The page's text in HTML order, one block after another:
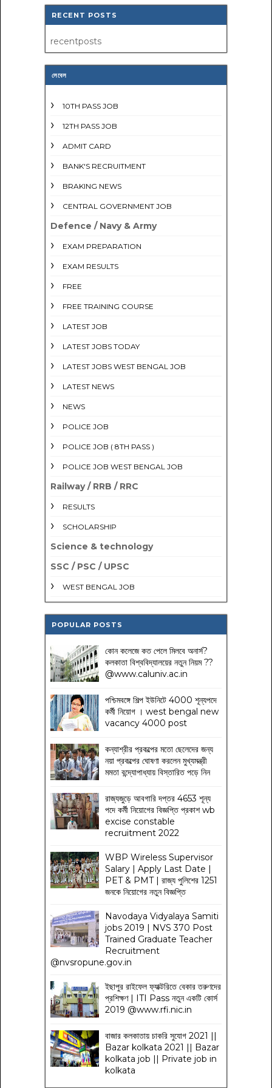
RECENT POSTS
recentposts
লেবেল
10TH PASS JOB
12TH PASS JOB
ADMIT CARD
BANK'S RECRUITMENT
BRAKING NEWS
CENTRAL GOVERNMENT JOB
Defence / Navy & Army
EXAM PREPARATION
EXAM RESULTS
FREE
FREE TRAINING COURSE
LATEST JOB
LATEST JOBS TODAY
LATEST JOBS WEST BENGAL JOB
LATEST NEWS
NEWS
POLICE JOB
POLICE JOB ( 8TH PASS )
POLICE JOB WEST BENGAL JOB
Railway / RRB / RRC
RESULTS
SCHOLARSHIP
Science & technology
SSC / PSC / UPSC
WEST BENGAL JOB
POPULAR POSTS
কোন কলেজে কত পেলে মিলবে অনার্স?
কলকাতা বিশ্ববিদ্যালয়ের নতুন নিয়ম??
@www.caluniv.ac.in
পশ্চিমবঙ্গে শিল্প ইউনিটে 4000 শূন্যপদে
কর্মী নিয়োগ । west bengal new
vacancy 4000 post
কন্যাশ্রীর প্রকল্পের মতো ছেলেদের জন্য
নয়া প্রকল্পের ঘোষণা করলেন মুখ্যমন্ত্রী
মমতা বন্দ্যোপাধ্যায় বিস্তারিত পড়ে নিন
রাজ্যজুড়ে আবগারি দপ্তর 4653 শূন্য
পদে কর্মী নিয়োগের বিজ্ঞপ্তি প্রকাশ wb
excise constable
recruitment 2022
WBP Wireless Supervisor
Salary | Apply Last Date |
PET & PMT | রাজ্য পুলিশের 1251
জনকে নিয়োগের নতুন বিজ্ঞপ্তি
Navodaya Vidyalaya Samiti
jobs 2019 | NVS 370 Post
Trained Graduate Teacher
Recruitment
@nvsropune.gov.in
ইছাপুর রাইফেল ফ্যাক্টরিতে বেকার তরুণদের
প্রশিক্ষণ | ITI Pass নতুন একটি কোর্স
2019 @www.rfi.nic.in
বাজার কলকাতায় চাকরি সুযোগ 2021 ||
Bazar kolkata 2021 || Bazar
kolkata job || Private job in
kolkata